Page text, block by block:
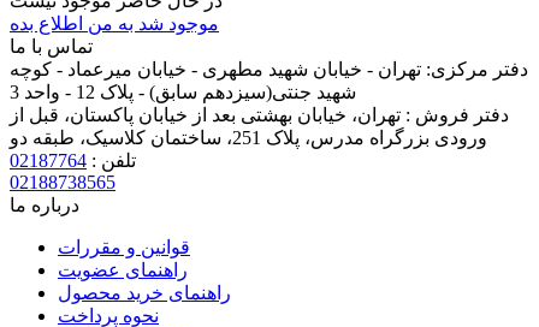
موجود شد به من اطلاع بده
تماس با ما
دفتر مرکزی: تهران - خیابان شهید مطهری - خیابان میرعماد - کوچه
شهید جنتی(سیزدهم سابق) - پلاک 12 - واحد 3
دفتر فروش : تهران، خیابان بهشتی بعد از خیابان پاکستان، قبل از
ورودی بزرگراه مدرس، پلاک 251، ساختمان کلاسیک، طبقه دو
تلفن : 02187764
02188738565
درباره ما
قوانین و مقررات
راهنمای عضویت
راهنمای خرید محصول
نحوه پرداخت